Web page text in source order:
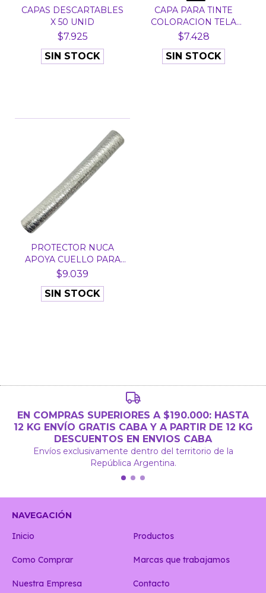
CAPAS DESCARTABLES
X 50 UNID
$7.925
SIN STOCK
CAPA PARA TINTE
COLORACION TELA
SILVER C...
$7.428
SIN STOCK
PROTECTOR NUCA
APOYA CUELLO PARA
LAVACAB...
$9.039
SIN STOCK
EN COMPRAS SUPERIORES A $190.000: HASTA
12 KG ENVÍO GRATIS CABA Y A PARTIR DE 12 KG
DESCUENTOS EN ENVIOS CABA
Envíos exclusivamente dentro del territorio de la
República Argentina.
NAVEGACIÓN
Inicio
Productos
Como Comprar Marcas que trabajamos
Nuestra Empresa Contacto